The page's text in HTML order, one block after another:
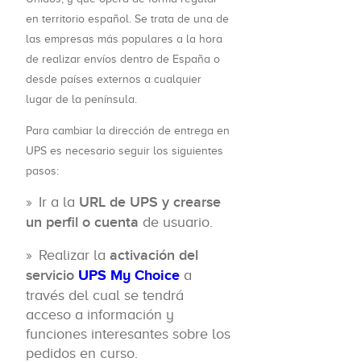
en territorio español. Se trata de una de
las empresas más populares a la hora
de realizar envíos dentro de España o
desde países externos a cualquier
lugar de la península.
Para cambiar la dirección de entrega en
UPS es necesario seguir los siguientes
pasos:
Ir a la URL de UPS y crearse
un perfil o cuenta de usuario.
Realizar la activación del
servicio UPS My Choice a
través del cual se tendrá
acceso a información y
funciones interesantes sobre los
pedidos en curso.